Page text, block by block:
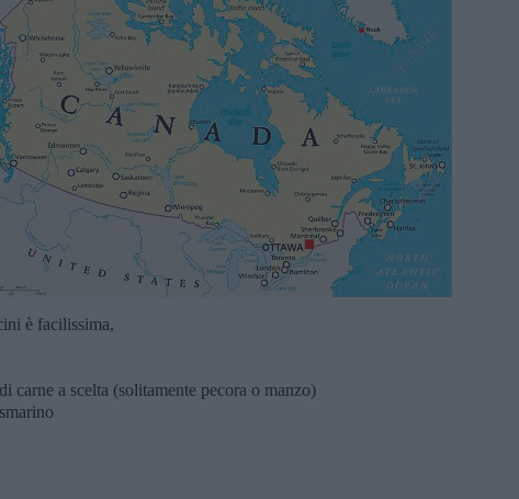
è facilissima,
carne a scelta (solitamente pecora o manzo)